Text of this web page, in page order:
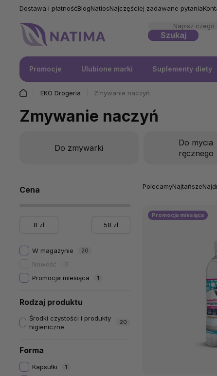
Dostawa i płatnośćBlogNatiosNajczęściej zadawane pytania
Szukaj
Promocje Ulubione marki Suplementy diety
EKO Drogeria Zmywanie naczyń
Zmywanie naczyń
Do zmywarki
Do mycia
ręcznego
Cena
8 zł 58 zł
W magazynie 20
Nowość 0
Promocja miesiąca 1
Rodzaj produktu
Środki czystości i produkty
higieniczne
20
Forma
Kapsułki 1
PolecamyNajtańsze
Promocja miesiąca